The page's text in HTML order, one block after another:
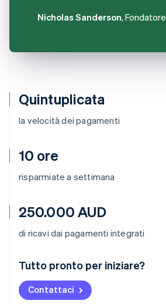
Quintuplicata
la velocità dei pagamenti
10 ore
risparmiate a settimana
250.000 AUD
di ricavi dai pagamenti integrati
Tutto pronto per iniziare?
Contattaci
Nicholas Sanderson, Fondatore
Australia
English
Austria
DeutschEnglish